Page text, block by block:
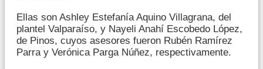
Ellas son Ashley Estefanía Aquino Villagrana, del
plantel Valparaíso, y Nayeli Anahí Escobedo López,
de Pinos, cuyos asesores fueron Rubén Ramírez
Parra y Verónica Parga Núñez, respectivamente.